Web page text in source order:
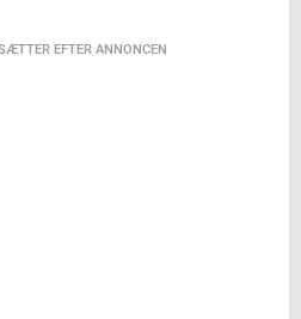
EFTER ANNONCEN